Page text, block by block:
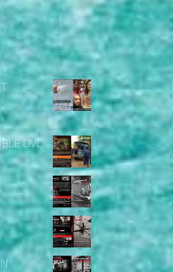
DVD